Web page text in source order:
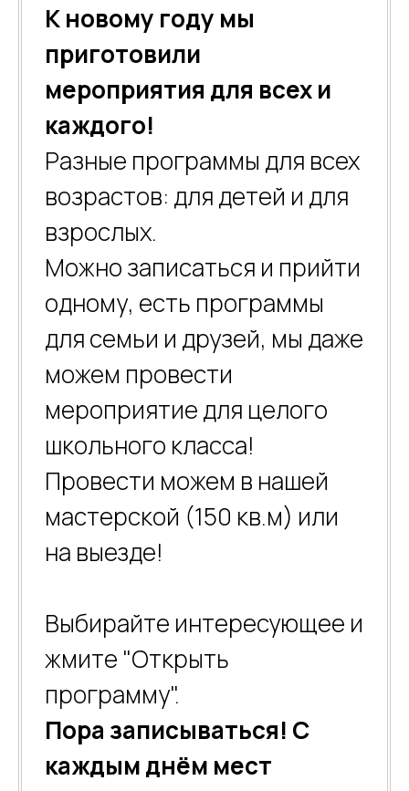
К новому году мы
приготовили
мероприятия для всех и
каждого!
Разные программы для всех
возрастов: для детей и для
взрослых.
Можно записаться и прийти
одному, есть программы
для семьи и друзей, мы даже
можем провести
мероприятие для целого
школьного класса!
Провести можем в нашей
мастерской (150 кв.м) или
на выезде!
Выбирайте интересующее и
жмите "Открыть
программу".
Пора записываться! С
каждым днём мест